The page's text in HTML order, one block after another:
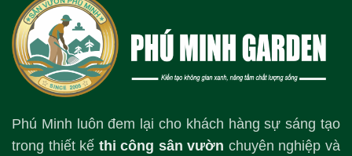
Phú Minh luôn đem lại cho khách hàng sự sáng tạo
trong thiết kế thi công sân vườn chuyên nghiệp và